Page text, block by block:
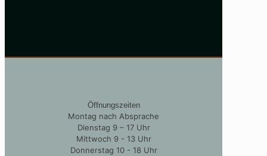
Öffnungszeiten
Montag nach Absprache
Dienstag 9 – 17 Uhr
Mittwoch 9 - 13 Uhr
Donnerstag 10 - 18 Uhr